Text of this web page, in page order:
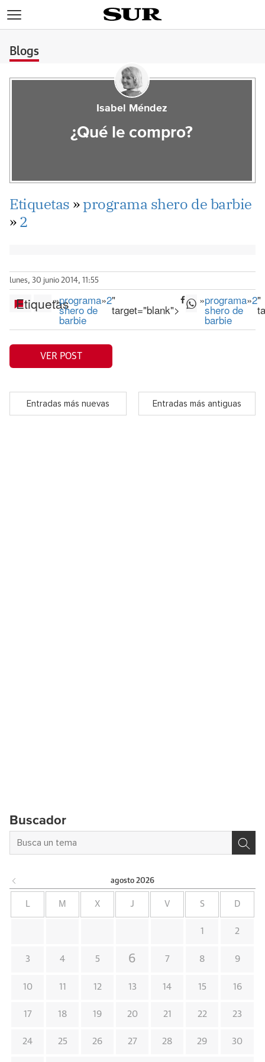
Blogs
Isabel Méndez
¿Qué le compro?
Etiquetas »programa shero de barbie
»2
lunes, 30 junio 2014, 11:55
Etiquetas
»programa
shero de
barbie
»2"
target="blank">
»programa
shero de
barbie
»2"
VER POST
Entradas más nuevas Entradas más antiguas
Buscador
agosto 2026
L M X J V S D
1 2
3 4 5 6 7 8 9
10 11 12 13 14 15 16
17 18 19 20 21 22 23
24 25 26 27 28 29 30